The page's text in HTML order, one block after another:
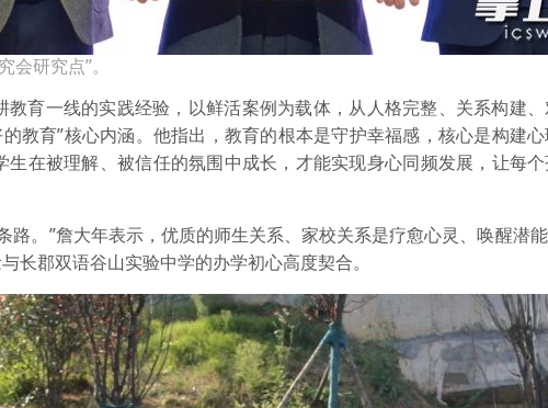
会研究点”。
教育一线的实践经验，以鲜活案例为载体，从人格完整、关系构建
教育”核心内涵。他指出，教育的根本是守护幸福感，核心是构建
生在被理解、被信任的氛围中成长，才能实现身心同频发展，让每
路。”詹大年表示，优质的师生关系、家校关系是疗愈心灵、唤醒潜
长郡双语谷山实验中学的办学初心高度契合。